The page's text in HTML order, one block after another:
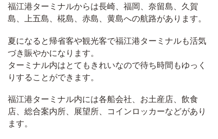
福江港ターミナルからは長崎、福岡、奈留島、久賀
島、上五島、椛島、赤島、黄島への航路があります。
夏になると帰省客や観光客で福江港ターミナルも活気
づき賑やかになります。
ターミナル内はとてもきれいなので待ち時間もゆっく
りすることができます。
福江港ターミナル内には各船会社、お土産店、飲食
店、総合案内所、展望所、コインロッカーなどがあり
ます。